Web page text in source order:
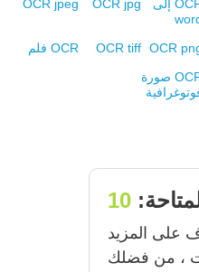
OCR إلى
OCR jpg
OCR jpeg
OCR
OCR tiff
OCR فلم
OCR صورة
10
على المزيد
، من فضلك